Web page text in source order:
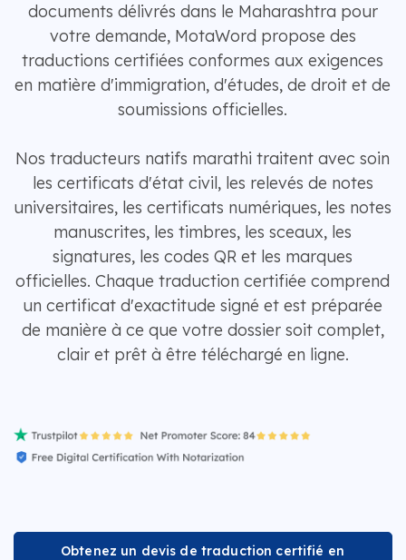
documents délivrés dans le Maharashtra pour
votre demande, MotaWord propose des
traductions certifiées conformes aux exigences
en matière d'immigration, d'études, de droit et de
soumissions officielles.
Nos traducteurs natifs marathi traitent avec soin
les certificats d'état civil, les relevés de notes
universitaires, les certificats numériques, les notes
manuscrites, les timbres, les sceaux, les
signatures, les codes QR et les marques
officielles. Chaque traduction certifiée comprend
un certificat d'exactitude signé et est préparée
de manière à ce que votre dossier soit complet,
clair et prêt à être téléchargé en ligne.
Obtenez un devis de traduction certifié en